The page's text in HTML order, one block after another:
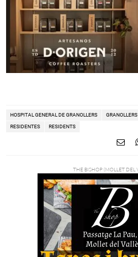
HOSPITAL GENERAL DE GRANOLLERS GRANOLLERS
RESIDENTES RESIDENTS